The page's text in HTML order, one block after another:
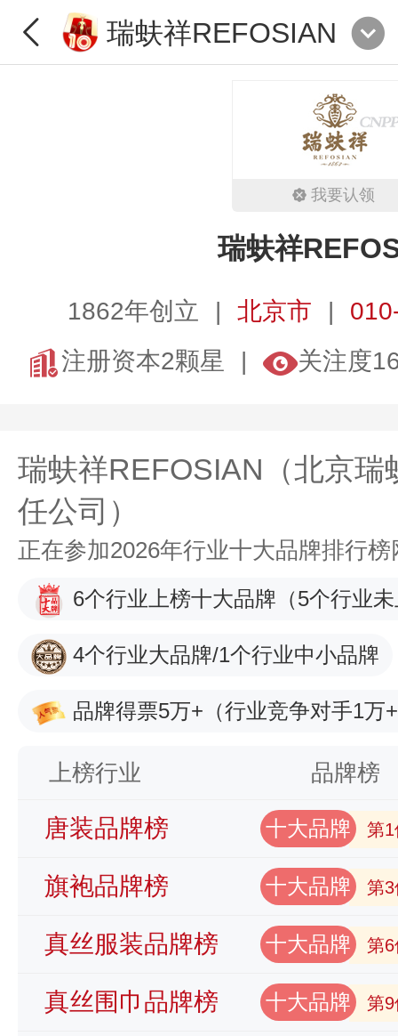
瑞蚨祥REFOSIAN
我要认领
瑞蚨祥
1862年创立 北京市
注册资本2颗星
关注度
瑞蚨祥REFOSIAN（北京瑞
任公司）
正在参加2026年行业十大品牌排行
6个行业上榜十大品牌 （5个行业
4个行业大品牌/1个行业中小品牌
品牌得票5万+ （行业竞争对手1万
上榜行业 品牌榜
唐装品牌榜 十大品牌 第1
旗袍品牌榜 十大品牌 第3
真丝服装品牌榜 十大品牌 第6
真丝围巾品牌榜 十大品牌 第9